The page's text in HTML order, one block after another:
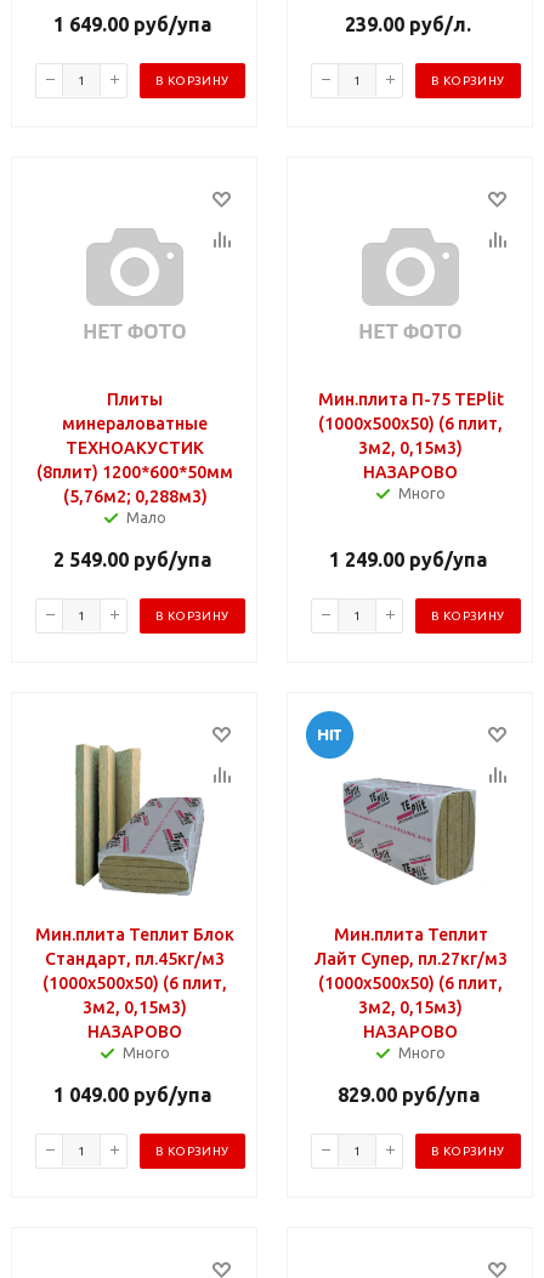
1 649.00 руб/упа
В КОРЗИНУ
239.00 руб/л.
В КОРЗИНУ
Плиты
минераловатные
ТЕХНОАКУСТИК
(8плит) 1200*600*50мм
(5,76м2; 0,288м3)
Мало
2 549.00 руб/упа
В КОРЗИНУ
Мин.плита П-75 TEPlit
(1000х500х50) (6 плит,
3м2, 0,15м3)
НАЗАРОВО
Много
1 249.00 руб/упа
В КОРЗИНУ
Мин.плита Теплит Блок
Стандарт, пл.45кг/м3
(1000х500х50) (6 плит,
3м2, 0,15м3)
НАЗАРОВО
Много
1 049.00 руб/упа
В КОРЗИНУ
Мин.плита Теплит
Лайт Супер, пл.27кг/м3
(1000х500х50) (6 плит,
3м2, 0,15м3)
НАЗАРОВО
Много
829.00руб/упа
В КОРЗИНУ